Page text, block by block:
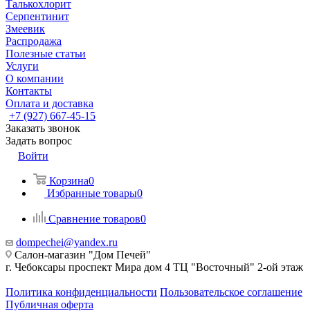
Талькохлорит
Серпентинит
Змеевик
Распродажа
Полезные статьи
Услуги
О компании
Контакты
Оплата и доставка
+7 (927) 667-45-15
Заказать звонок
Задать вопрос
Войти
Корзина0
Избранные товары0
Сравнение товаров0
dompechei@yandex.ru
Салон-магазин "Дом Печей"
г. Чебоксары проспект Мира дом 4 ТЦ "Восточный" 2-ой этаж
Политика конфиденциальности Пользовательское соглашение
Публичная оферта